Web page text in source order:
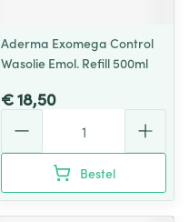
Aderma Exomega Control
Wasolie Emol. Refill 500ml
€ 18,50
Bestel